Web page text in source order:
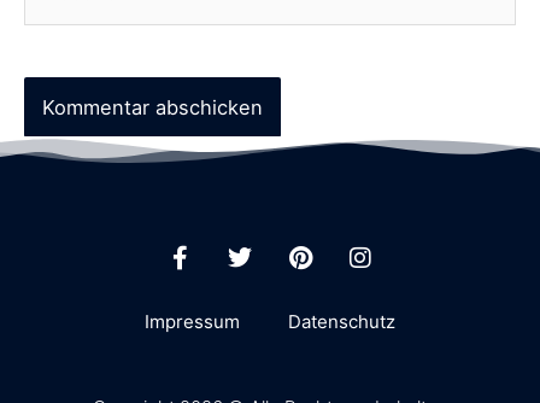
Impressum Datenschutz